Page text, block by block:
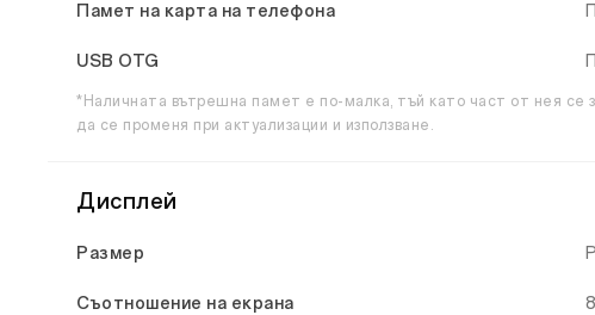
Памет на карта на телефона
USB OTG
*Наличната вътрешна памет е по-малка, тъй като част от нея
да се променя при актуализации и използване.
Дисплей
Размер
Съотношение на екрана